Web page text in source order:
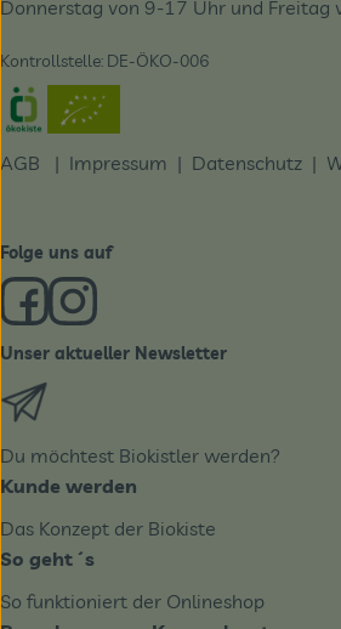
Donnerstag von 9-17 Uhr und Freitag
Kontrollstelle: DE-ÖKO-006
Externer Link zu https://
AGB | Impressum | Datenschutz |
Folge uns auf
Externer Link zu https://
Externer Link zu https://
Unser aktueller Newsletter
Du möchtest Biokistler werden?
Kunde werden
Das Konzept der Biokiste
So geht´s
So funktioniert der Onlineshop